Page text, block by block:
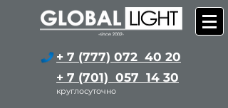
+ 7 (777) 072 40 20
+ 7 (701) 057 14 30
круглосуточно